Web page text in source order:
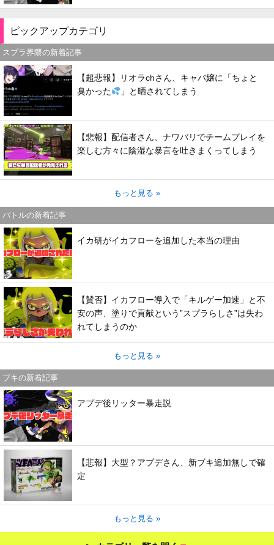
ピックアップカテゴリ
スプラ界隈の新着記事
【超悲報】リオラchさん、キャバ嬢に「ちょと
臭かった
」と晒されてしまう
【悲報】配信者さん、ナワバリでチームプレイを
楽しむ方々に陰湿な暴言を吐きまくってしまう
もっと見る »
バトルの新着記事
イカ研がイカフローを追加した本当の理由
【賛否】イカフロー導入で「キルゲー加速」と不
安の声、塗りで貢献という”スプラらしさ”は失わ
れてしまうのか
もっと見る »
ブキの新着記事
アプデ後リッター暴走説
【悲報】大型？アプデさん、新ブキ追加無しで確
定
もっと見る »